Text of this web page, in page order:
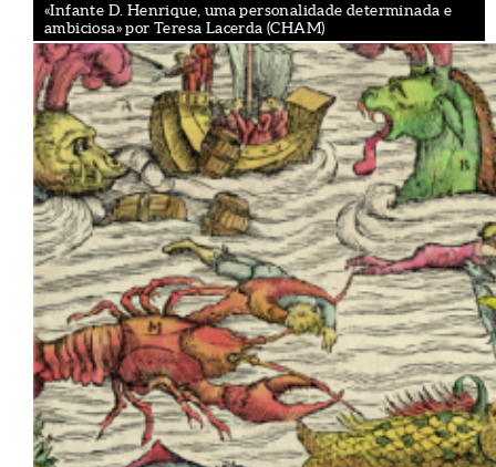
«Infante D. Henrique, uma personalidade determinada e
ambiciosa» por Teresa Lacerda (CHAM)